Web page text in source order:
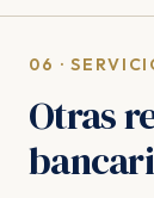
06 ·
Otras